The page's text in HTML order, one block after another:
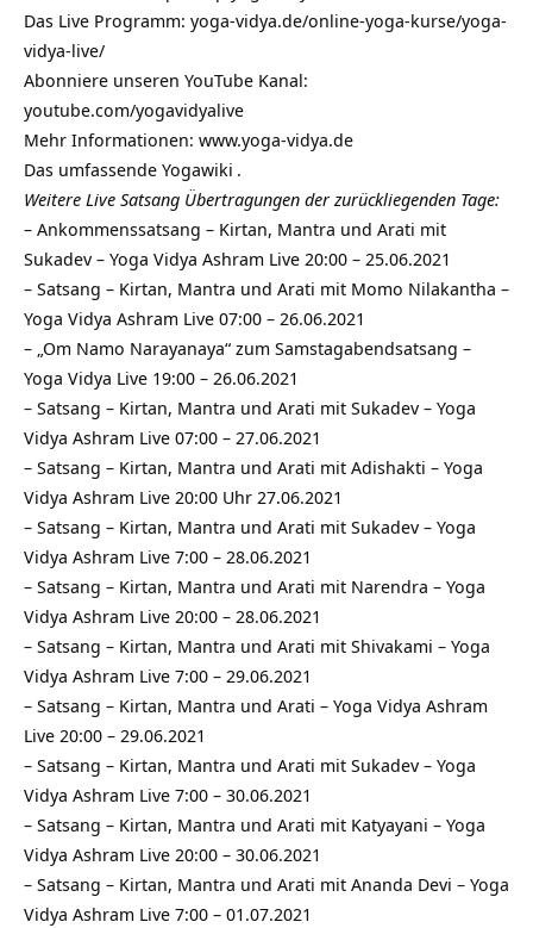
Das Live Programm: yoga-vidya.de/online-yoga-kurse/yoga-
vidya-live/
Abonniere unseren YouTube Kanal:
youtube.com/yogavidyalive
Mehr Informationen: www.yoga-vidya.de
Das umfassende Yogawiki .
Weitere Live Satsang Übertragungen der zurückliegenden Tage:
– Ankommenssatsang – Kirtan, Mantra und Arati mit
Sukadev – Yoga Vidya Ashram Live 20:00 – 25.06.2021
– Satsang – Kirtan, Mantra und Arati mit Momo Nilakantha –
Yoga Vidya Ashram Live 07:00 – 26.06.2021
– „Om Namo Narayanaya“ zum Samstagabendsatsang –
Yoga Vidya Live 19:00 – 26.06.2021
– Satsang – Kirtan, Mantra und Arati mit Sukadev – Yoga
Vidya Ashram Live 07:00 – 27.06.2021
– Satsang – Kirtan, Mantra und Arati mit Adishakti – Yoga
Vidya Ashram Live 20:00 Uhr 27.06.2021
– Satsang – Kirtan, Mantra und Arati mit Sukadev – Yoga
Vidya Ashram Live 7:00 – 28.06.2021
– Satsang – Kirtan, Mantra und Arati mit Narendra – Yoga
Vidya Ashram Live 20:00 – 28.06.2021
– Satsang – Kirtan, Mantra und Arati mit Shivakami – Yoga
Vidya Ashram Live 7:00 – 29.06.2021
– Satsang – Kirtan, Mantra und Arati – Yoga Vidya Ashram
Live 20:00 – 29.06.2021
– Satsang – Kirtan, Mantra und Arati mit Sukadev – Yoga
Vidya Ashram Live 7:00 – 30.06.2021
– Satsang – Kirtan, Mantra und Arati mit Katyayani – Yoga
Vidya Ashram Live 20:00 – 30.06.2021
– Satsang – Kirtan, Mantra und Arati mit Ananda Devi – Yoga
Vidya Ashram Live 7:00 – 01.07.2021